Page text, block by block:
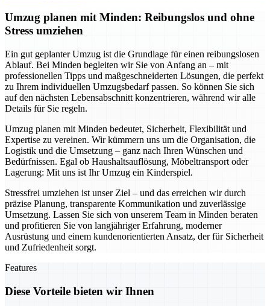
Umzug planen mit Minden: Reibungslos und ohne
Stress umziehen
Ein gut geplanter Umzug ist die Grundlage für einen reibungslosen
Ablauf. Bei Minden begleiten wir Sie von Anfang an – mit
professionellen Tipps und maßgeschneiderten Lösungen, die perfekt
zu Ihrem individuellen Umzugsbedarf passen. So können Sie sich
auf den nächsten Lebensabschnitt konzentrieren, während wir alle
Details für Sie regeln.
Umzug planen mit Minden bedeutet, Sicherheit, Flexibilität und
Expertise zu vereinen. Wir kümmern uns um die Organisation, die
Logistik und die Umsetzung – ganz nach Ihren Wünschen und
Bedürfnissen. Egal ob Haushaltsauflösung, Möbeltransport oder
Lagerung: Mit uns ist Ihr Umzug ein Kinderspiel.
Stressfrei umziehen ist unser Ziel – und das erreichen wir durch
präzise Planung, transparente Kommunikation und zuverlässige
Umsetzung. Lassen Sie sich von unserem Team in Minden beraten
und profitieren Sie von langjähriger Erfahrung, moderner
Ausrüstung und einem kundenorientierten Ansatz, der für Sicherheit
und Zufriedenheit sorgt.
Features
Diese Vorteile bieten wir Ihnen